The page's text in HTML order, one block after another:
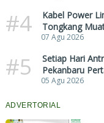
#4
Kabel Power
Tongkang
07 Agu 2026
#5
Setiap Hari
Pekanbaru
05 Agu 2026
ADVERTORIAL